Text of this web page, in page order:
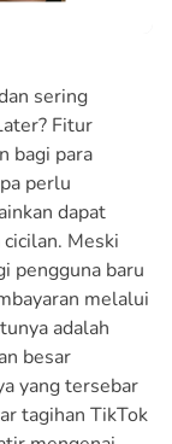
sering
Fitur
bagi para
perlu
dapat
Meski
pengguna baru
melalui
adalah
besar
yang tersebar
tagihan TikTok